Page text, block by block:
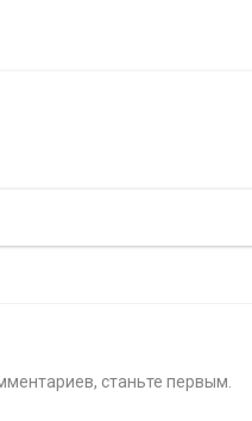
станьте первым.